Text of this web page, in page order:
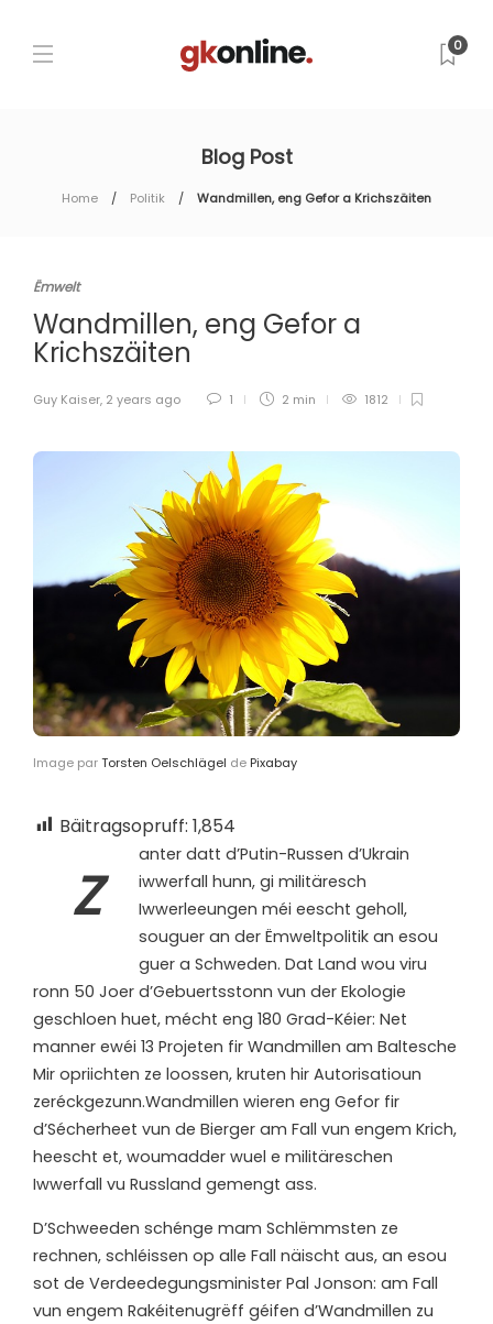
0
Blog Post
Home Politik Wandmillen, eng Gefor a Krichszäiten
Ëmwelt
Wandmillen, eng Gefor a
Krichszäiten
Guy Kaiser, 2 years ago 1 2 min 1812
Image parTorsten Oelschlägel de Pixabay
Bäitragsopruff: 1,854
Z
anter datt d’Putin-Russen d’Ukrain
iwwerfall hunn, gi militäresch
Iwwerleeungen méi eescht geholl,
souguer an der Ëmweltpolitik an esou
guer a Schweden. Dat Land wou viru
ronn 50 Joer d’Gebuertsstonn vun der Ekologie
geschloen huet, mécht eng 180 Grad-Kéier: Net
manner ewéi 13 Projeten fir Wandmillen am Baltesche
Mir opriichten ze loossen, kruten hir Autorisatioun
zeréckgezunn.Wandmillen wieren eng Gefor fir
d’Sécherheet vun de Bierger am Fall vun engem Krich,
heescht et, woumadder wuel e militäreschen
Iwwerfall vu Russland gemengt ass.
D’Schweeden schénge mam Schlëmmsten ze
rechnen, schléissen op alle Fall näischt aus, an esou
sot de Verdeedegungsminister Pal Jonson: am Fall
vun engem Rakéitenugrëff géifen d’Wandmillen zu